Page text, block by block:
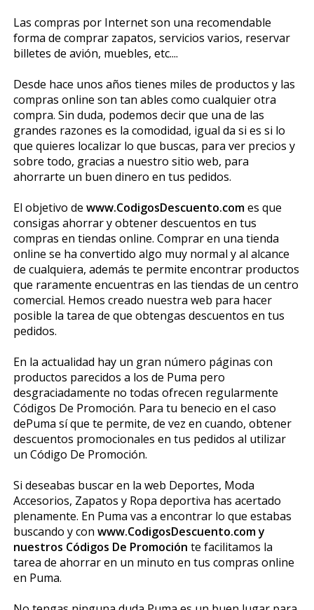
Las compras por Internet son una recomendable
forma de comprar zapatos, servicios varios, reservar
billetes de avión, muebles, etc....
Desde hace unos años tienes miles de productos y las
compras online son tan fiables como cualquier otra
compra. Sin duda, podemos decir que una de las
grandes razones es la comodidad, igual da si es si lo
que quieres localizar lo que buscas, para ver precios y
sobre todo, gracias a nuestro sitio web, para
ahorrarte un buen dinero en tus pedidos.
El objetivo de www.CodigosDescuento.comes que
consigas ahorrar y obtener descuentos en tus
compras en tiendas online. Comprar en una tienda
online se ha convertido algo muy normal y al alcance
de cualquiera, además te permite encontrar productos
que raramente encuentras en las tiendas de un centro
comercial. Hemos creado nuestra web para hacer
posible la tarea de que obtengas descuentos en tus
pedidos.
En la actualidad hay un gran número páginas con
productos parecidos a los de Puma pero
desgraciadamente no todas ofrecen regularmente
Códigos De Promoción. Para tu beneficio en el caso
dePuma sí que te permite, de vez en cuando, obtener
descuentos promocionales en tus pedidos al utilizar
un Código De Promoción.
Si deseabas buscar en la web Deportes, Moda
Accesorios, Zapatos y Ropa deportiva has acertado
plenamente. En Puma vas a encontrar lo que estabas
buscando y con www.CodigosDescuento.com y
nuestros Códigos De Promoción te facilitamos la
tarea de ahorrar en un minuto en tus compras online
en Puma.